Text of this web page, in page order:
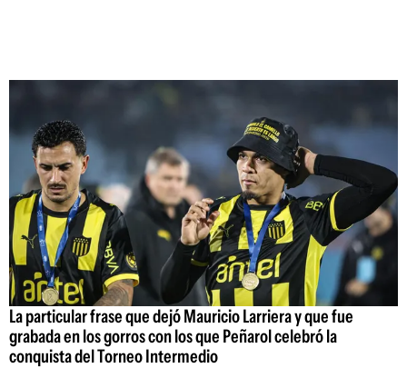
La particular frase que dejó Mauricio Larriera y que fue
grabada en los gorros con los que Peñarol celebró la
conquista del Torneo Intermedio